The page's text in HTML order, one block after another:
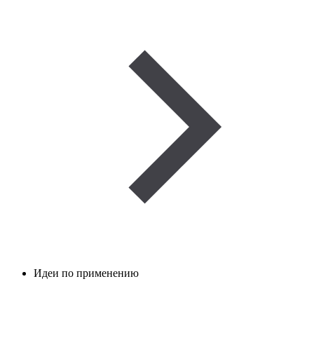
Идеи по применению